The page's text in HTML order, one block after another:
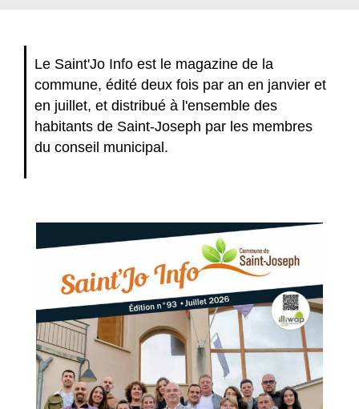
Le Saint'Jo Info est le magazine de la
commune, édité deux fois par an en janvier et
en juillet, et distribué à l'ensemble des
habitants de Saint-Joseph par les membres
du conseil municipal.